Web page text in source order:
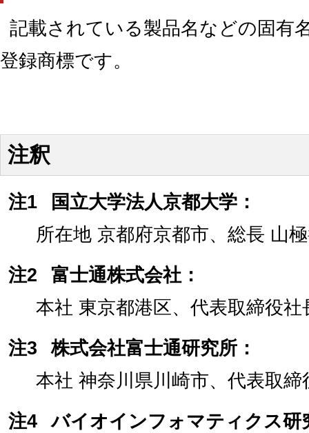
記載されている製品名などの固有
登録商標です。
注釈
注1
国立大学法人京都大学：
所在地 京都府京都市、総長 山
注2
富士通株式会社：
本社 東京都港区、代表取締役社
注3
株式会社富士通研究所：
本社 神奈川県川崎市、代表取
注4
バイオインフォマティクス研